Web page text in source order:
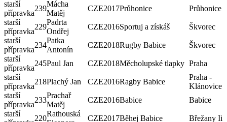
starší
přípravka
239
Mácha
Matěj
CZE2017Průhonice
Průhonice
starší
přípravka
229
Padrta
Ondřej
CZE2016Sportuj a získáš
Škvorec
starší
přípravka
234
Patka
Antonín
CZE2018Rugby Babice
Škvorec
starší
přípravka
245Paul Jan CZE2018Měcholupské tlapky Praha
starší
přípravka
218Plachý Jan CZE2016Ragby Babice
Praha -
Klánovice
starší
přípravka
233
Prachař
Matěj
CZE2016Babice
Babice
starší
220
Rathouská
CZE2017Běhej Babice
Břežany Ii